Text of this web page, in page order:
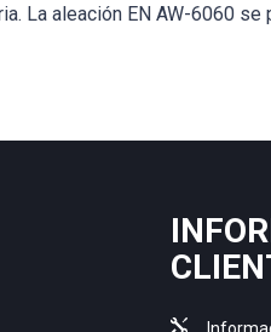
La aleación EN AW-6060 se